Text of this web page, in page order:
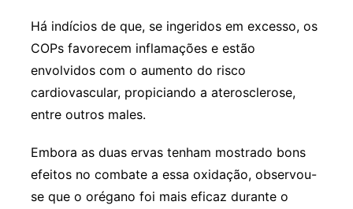
Há indícios de que, se ingeridos em excesso, os
COPs favorecem inflamações e estão
envolvidos com o aumento do risco
cardiovascular, propiciando a aterosclerose,
entre outros males.
Embora as duas ervas tenham mostrado bons
efeitos no combate a essa oxidação, observou-
se que o orégano foi mais eficaz durante o